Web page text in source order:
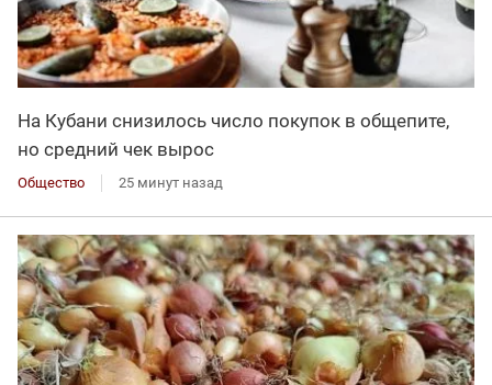
На Кубани снизилось число покупок в общепите,
но средний чек вырос
Общество 25 минут назад